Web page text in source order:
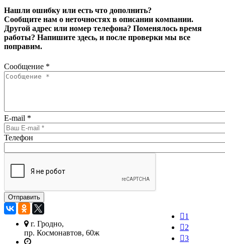
Нашли ошибку или есть что дополнить?
Сообщите нам о неточностях в описании компании.
Другой адрес или номер телефона? Поменялось время
работы? Напишите здесь, и после проверки мы все
поправим.
Сообщение *
E-mail *
Телефон
1
2
3
г. Гродно,
пр. Космонавтов, 60ж